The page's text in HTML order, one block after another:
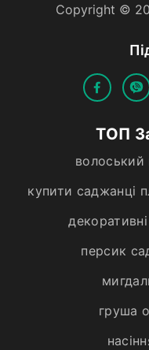
Copyright ©
ТОП
волоський
купити саджанці
персик
груша